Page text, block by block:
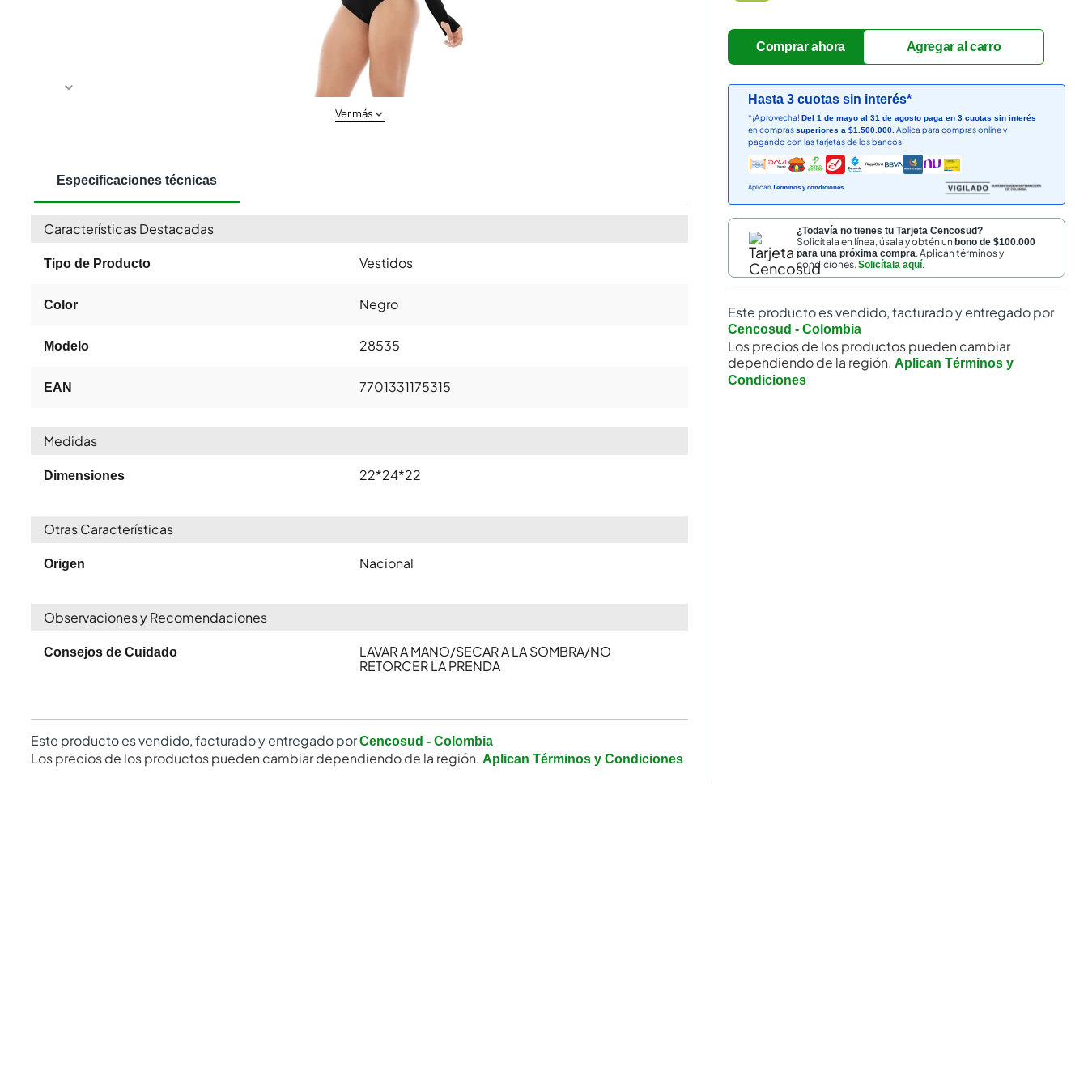
Ver más
Especificaciones técnicas
Características Destacadas
Tipo de Producto Vestidos
Color Negro
Modelo 28535
EAN 7701331175315
Medidas
Dimensiones 22*24*22
Otras Características
Origen Nacional
Observaciones y Recomendaciones
Consejos de Cuidado
LAVAR A MANO/SECAR A LA SOMBRA/NO
RETORCER LA PRENDA
Este producto es vendido, facturado y entregado porCencosud - Colombia
Los precios de los productos pueden cambiar dependiendo de la región. Aplican Términos y Condiciones
Hasta 3 cuotas sin interés*
*¡Aprovecha!Del 1 de mayo al 31 de agosto paga en 3 cuotas sin interés
en comprassuperiores a $1.500.000. Aplica para compras online y
pagando con las tarjetas de los bancos:
Aplican Términos y condiciones
¿Todavía no tienes tu Tarjeta Cencosud?
Solicítala en línea, úsala y obtén unbono de $100.000
para una próxima compra. Aplican términos y
condiciones.Solicítala aquí.
Este producto es vendido, facturado y entregado por
Cencosud - Colombia
Los precios de los productos pueden cambiar
dependiendo de la región. Aplican Términos y
Condiciones